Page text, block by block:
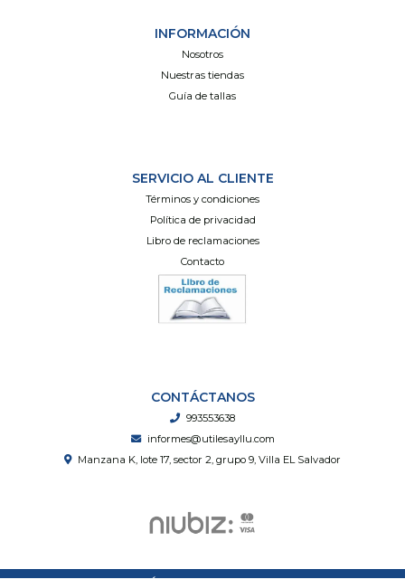
INFORMACIÓN
Nosotros
Nuestras tiendas
Guía de tallas
SERVICIO AL CLIENTE
Términos y condiciones
Política de privacidad
Libro de reclamaciones
Contacto
CONTÁCTANOS
993553638
informes@utilesayllu.com
Manzana K, lote 17, sector 2, grupo 9, Villa EL Salvador